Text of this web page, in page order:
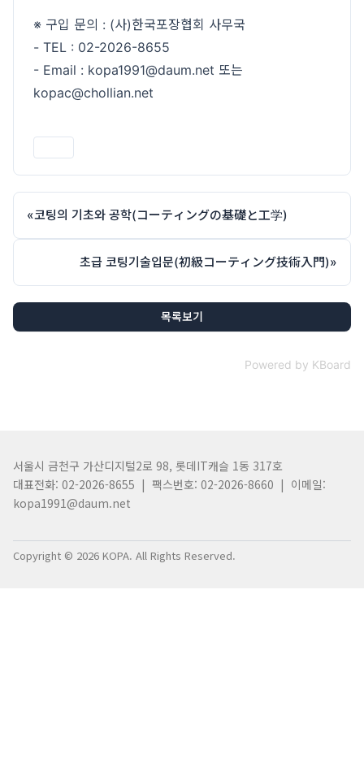
※ 구입 문의 : (사)한국포장협회 사무국
- TEL : 02-2026-8655
- Email : kopa1991@daum.net 또는
kopac@chollian.net
«코팅의 기초와 공학(コーティングの基礎と工学)
초급 코팅기술입문(初級コーティング技術入門)»
목록보기
Powered by KBoard
서울시 금천구 가산디지털2로 98, 롯데IT캐슬 1동 317호
대표전화: 02-2026-8655 | 팩스번호: 02-2026-8660 | 이메일:
kopa1991@daum.net
Copyright © 2026 KOPA. All Rights Reserved.